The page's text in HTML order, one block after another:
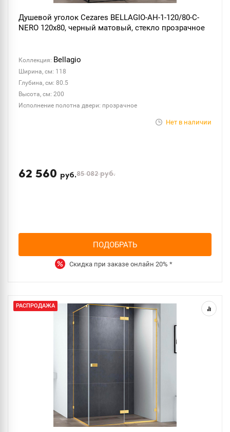
Душевой уголок Cezares BELLAGIO-AH-1-120/80-C-
NERO 120x80, черный матовый, стекло прозрачное
Коллекция: Bellagio
Ширина, см: 118
Глубина, см: 80.5
Высота, см: 200
Исполнение полотна двери: прозрачное
Нет в наличии
62 560 руб.85 082руб.
ПОДОБРАТЬ
Скидка при заказе онлайн 20% *
РАСПРОДАЖА